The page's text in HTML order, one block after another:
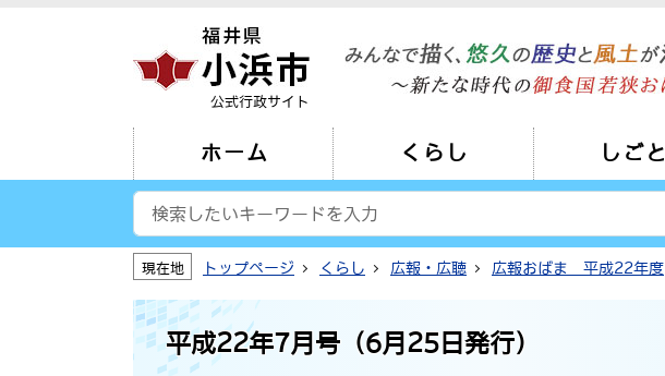
公式行政サイト
ホーム くらし しごと
現在地 トップページ くらし 広報・広聴 広報おばま 平成22年度
平成22年7月号（6月25日発行）